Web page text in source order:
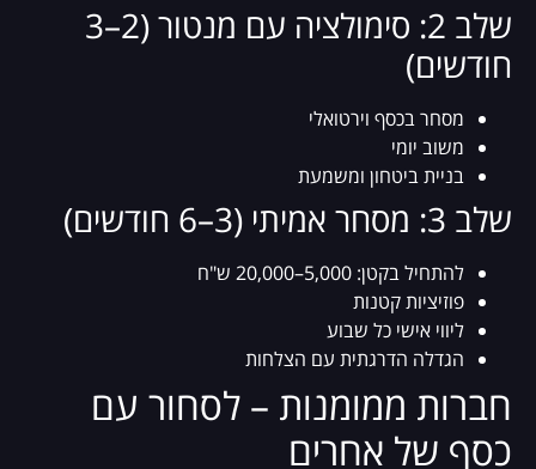
שלב 2: סימולציה עם מנטור (2–3
חודשים)
מסחר בכסף וירטואלי
משוב יומי
בניית ביטחון ומשמעת
שלב 3: מסחר אמיתי (3–6 חודשים)
להתחיל בקטן: 5,000–20,000 ש"ח
פוזיציות קטנות
ליווי אישי כל שבוע
הגדלה הדרגתית עם הצלחות
חברות ממומנות – לסחור עם
כסף של אחרים